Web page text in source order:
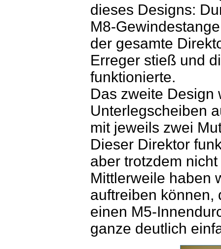
dieses Designs:
M8-
der gesamte
Erreger stieß und
funktionierte.
Das zweite Design
Unterlegscheiben
mit jeweils zwei
Dieser Direktor
aber trotzdem
Mittlerweile haben
auftreiben können,
einen M5-
ganze deutlich